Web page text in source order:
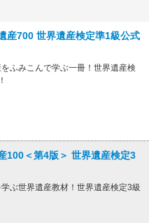
産700 世界遺産検定準1級公式
ふみこんで学ぶ一冊！世界遺産検
100＜第4版＞ 世界遺産検定3
ぶ世界遺産教材！世界遺産検定3級